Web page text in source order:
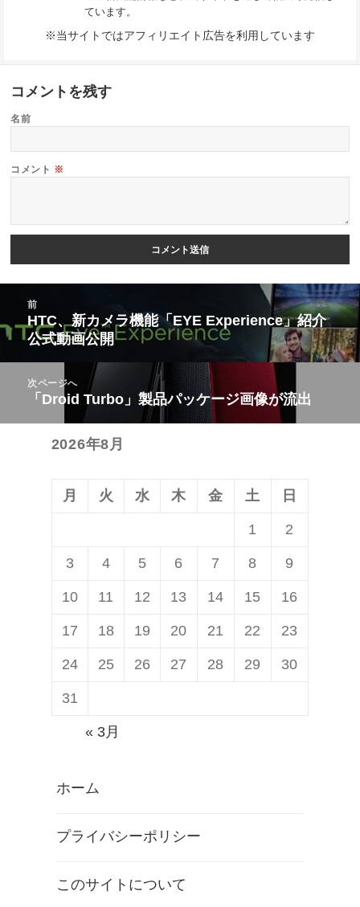
ています。
※当サイトではアフィリエイト広告を利用しています
コメントを残す
名前
コメント ※
ナ
ビ
前
前
の
投
稿:
HTC、新カメラ機能「EYE Experience」紹介
公式動画公開
次ページへ
次
の
「Droid Turbo」製品パッケージ画像が流出
2026年8月
月 火 水 木 金 土 日
1 2
3 4 5 6 7 8 9
10 11 12 13 14 15 16
17 18 19 20 21 22 23
24 25 26 27 28 29 30
31
« 3月
ホーム
プライバシーポリシー
このサイトについて